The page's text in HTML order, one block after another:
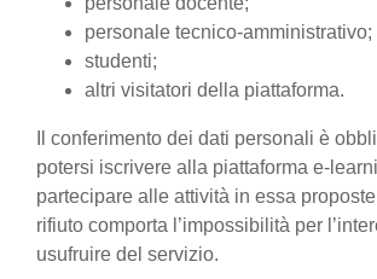
personale tecnico-amministrativo;
studenti;
altri visitatori della piattaforma.
Il conferimento dei dati personali è
potersi iscrivere alla piattaforma e-
partecipare alle attività in essa
rifiuto comporta l’impossibilità per
usufruire del servizio.